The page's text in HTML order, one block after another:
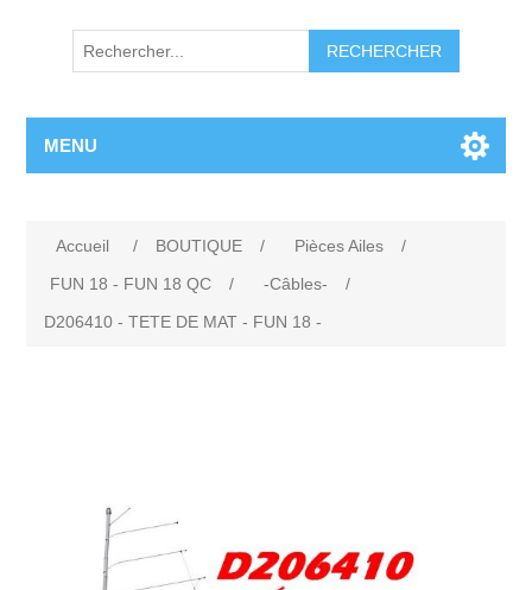
RECHERCHER
MENU
Accueil / BOUTIQUE / Pièces Ailes
/
FUN 18 - FUN 18 QC
/ -Câbles-
/
D206410 - TETE DE MAT - FUN 18 -